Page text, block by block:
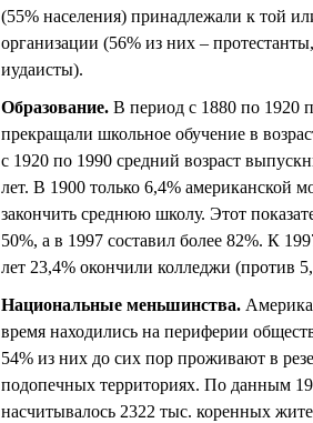
(55% населения) принадлежали к той
организации (56% из них –
иудаисты).
Образование. В период с 1880 по 1920
прекращали школьное обучение в
с 1920 по 1990 средний возраст
лет. В 1900 только 6,4% американской
закончить среднюю школу. Этот
50%, а в 1997 составил более 82%. К
лет 23,4% окончили колледжи (против
Национальные меньшинства.
время находились на периферии
54% из них до сих пор проживают в
подопечных территориях. По данным
насчитывалось 2322 тыс. коренных